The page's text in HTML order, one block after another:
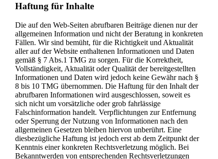
Haftung für Inhalte
Die auf den Web-Seiten abrufbaren Beiträge dienen nur der
allgemeinen Information und nicht der Beratung in konkreten
Fällen. Wir sind bemüht, für die Richtigkeit und Aktualität
aller auf der Website enthaltenen Informationen und Daten
gemäß § 7 Abs.1 TMG zu sorgen. Für die Korrektheit,
Vollständigkeit, Aktualität oder Qualität der bereitgestellten
Informationen und Daten wird jedoch keine Gewähr nach §
8 bis 10 TMG übernommen. Die Haftung für den Inhalt der
abrufbaren Informationen wird ausgeschlossen, soweit es
sich nicht um vorsätzliche oder grob fahrlässige
Falschinformation handelt. Verpflichtungen zur Entfernung
oder Sperrung der Nutzung von Informationen nach den
allgemeinen Gesetzen bleiben hiervon unberührt. Eine
diesbezügliche Haftung ist jedoch erst ab dem Zeitpunkt der
Kenntnis einer konkreten Rechtsverletzung möglich. Bei
Bekanntwerden von entsprechenden Rechtsverletzungen